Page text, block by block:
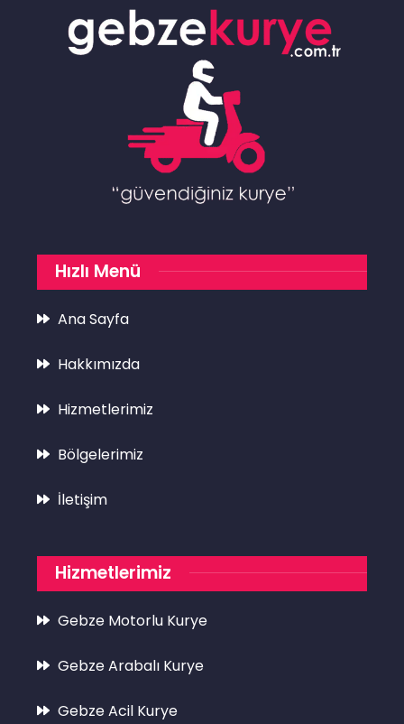
Hızlı Menü
Ana Sayfa
Hakkımızda
Hizmetlerimiz
Bölgelerimiz
İletişim
Hizmetlerimiz
Gebze Motorlu Kurye
Gebze Arabalı Kurye
Gebze Acil Kurye